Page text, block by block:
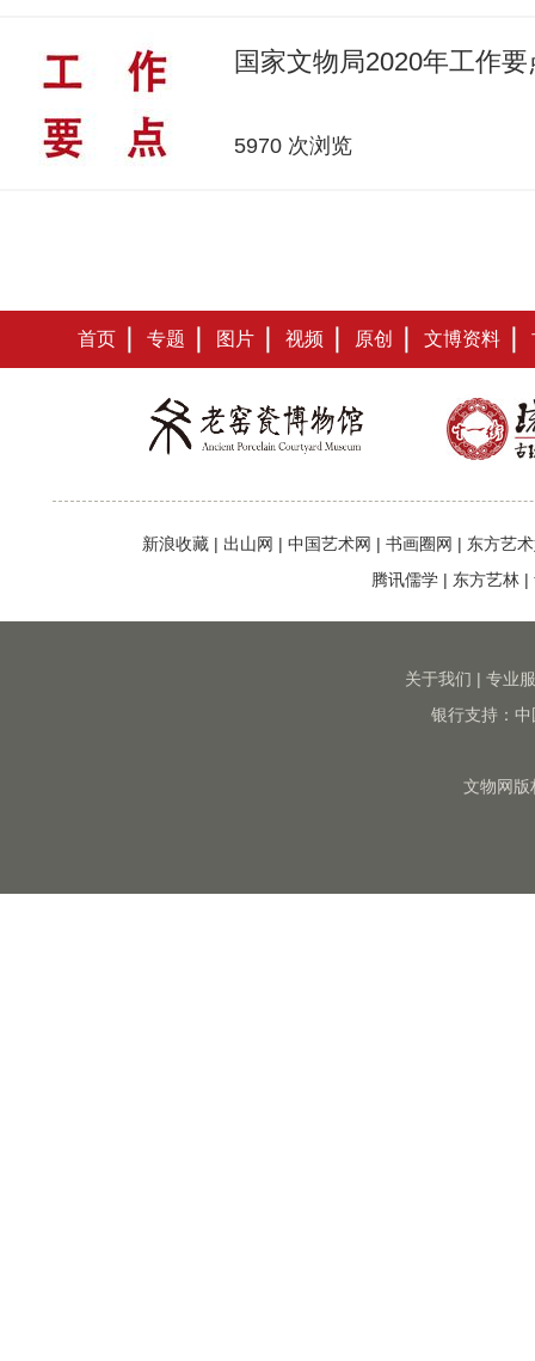
国家文物局2020年工作要
5970 次浏览
首页 专题 图片 视频 原创 文博资料
新浪收藏 | 出山网 | 中国艺术网 | 书画圈网 | 东方艺
腾讯儒学 | 东方艺林 |
关于我们 | 专业
银行支持：
文物网